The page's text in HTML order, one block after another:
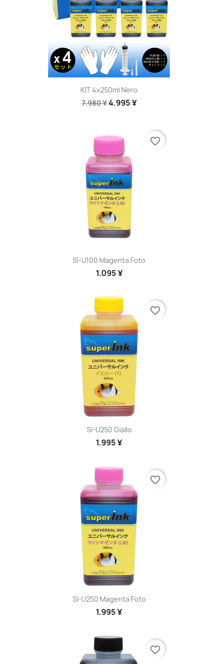
KIT 4x250ml Nero
7.980 ¥4.995 ¥
SI-U100 Magenta Foto
1.095 ¥
favorite_border
SI-U250 Giallo
1.995 ¥
favorite_border
SI-U250 Magenta Foto
1.995 ¥
favorite_border
favorite_border